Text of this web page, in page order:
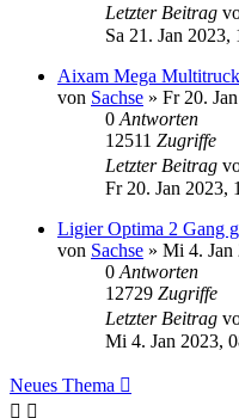
Letzter Beitrag
Sa 21. Jan 2023,
Aixam Mega
von Sachse » Fr 20.
0Antworten
12511 Zugriffe
Letzter Beitrag
Fr 20. Jan 2023,
Ligier Optima 2 Gang
von Sachse » Mi 4. Jan
0Antworten
12729 Zugriffe
Letzter Beitrag
Mi 4. Jan 2023,
Neues Thema